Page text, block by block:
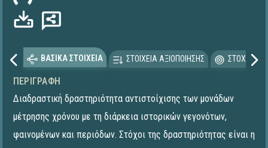
ΒΑΣΙΚΑ ΣΤΟΙΧΕΙΑ ΣΤΟΙΧΕΙΑ ΑΞΙΟΠΟΙΗΣΗΣ
ΠΕΡΙΓΡΑΦΉ
Διαδραστική δραστηριότητα αντιστοίχισης των μονάδων
μέτρησης χρόνου με τη διάρκεια ιστορικών γεγονότων,
φαινομένων και περιόδων. Στόχοι της δραστηριότητας είναι η